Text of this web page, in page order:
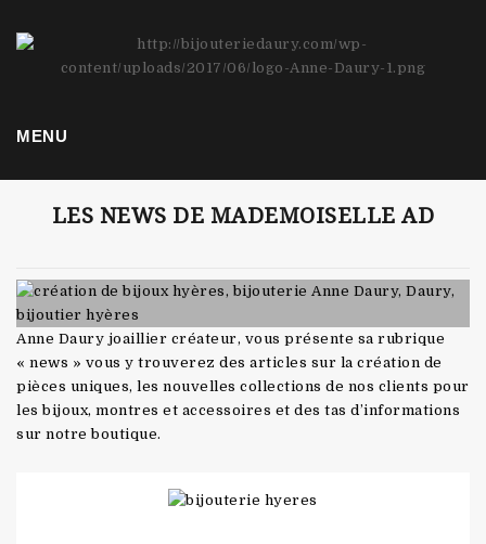
MENU
LES NEWS DE MADEMOISELLE AD
Anne Daury joaillier créateur, vous présente sa rubrique
« news » vous y trouverez des articles sur la création de
pièces uniques, les nouvelles collections de nos clients pour
les bijoux, montres et accessoires et des tas d’informations
sur notre boutique.